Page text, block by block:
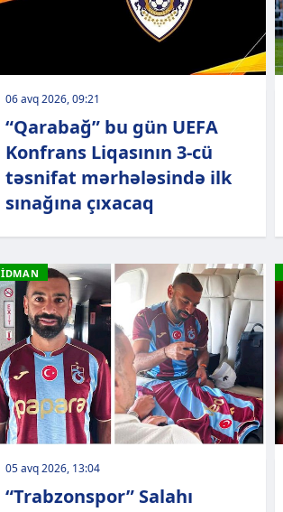
06 avq 2026, 09:21
“Qarabağ” bu gün UEFA
Konfrans Liqasının 3-cü
təsnifat mərhələsində ilk
sınağına çıxacaq
İDMAN
05 avq 2026, 13:04
“Trabzonspor” Salahı